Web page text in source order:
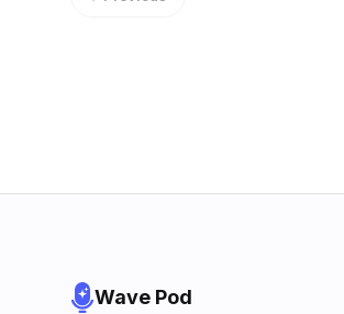
Wave Pod